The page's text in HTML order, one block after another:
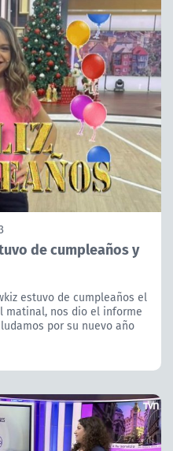
de cumpleaños y
estuvo de cumpleaños el
matinal, nos dio el informe
por su nuevo año